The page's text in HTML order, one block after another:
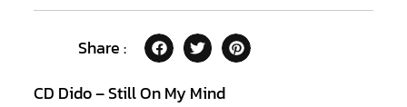
Share :
CD Dido – Still On My Mind